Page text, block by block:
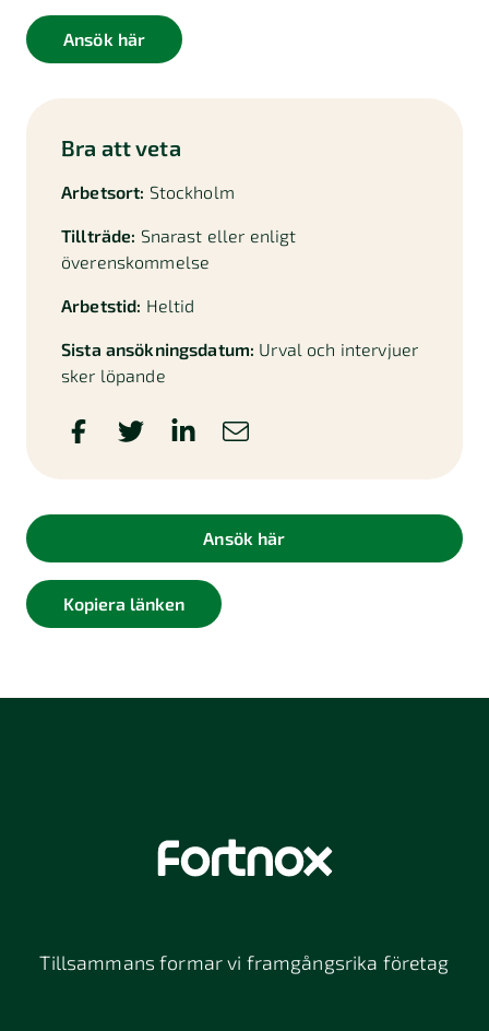
Ansök här
Bra att veta
Arbetsort: Stockholm
Tillträde: Snarast eller enligt
överenskommelse
Arbetstid: Heltid
Sista ansökningsdatum: Urval och intervjuer
sker löpande
Ansök här
Kopiera länken
Tillsammans formar vi framgångsrika företag